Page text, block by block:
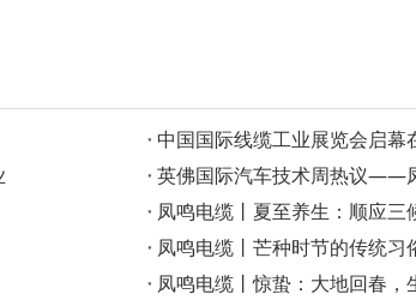
中国国际线缆工业展览会启
英佛国际汽车技术周热议——
凤鸣电缆丨夏至养生：顺应三
凤鸣电缆丨芒种时节的传统习
凤鸣电缆丨惊蛰：大地回春，